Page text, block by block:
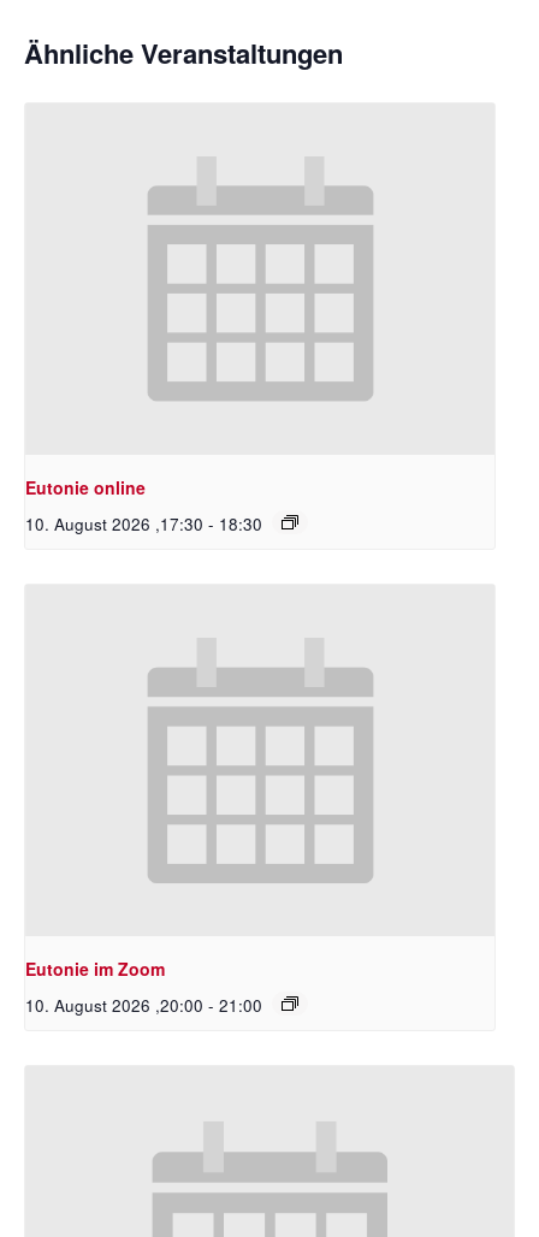
Ähnliche Veranstaltungen
Eutonie online
10. August 2026 ,17:30 - 18:30
Eutonie im Zoom
10. August 2026 ,20:00 - 21:00